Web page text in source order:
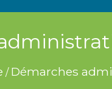
/ Démarches